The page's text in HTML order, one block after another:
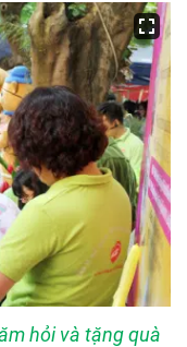
hỏi và tặng quà